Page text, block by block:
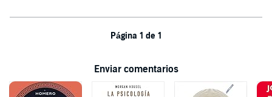
Página 1 de 1
Enviar comentarios